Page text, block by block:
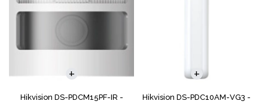
Hikvision DS-PDCM15PF-IR -
Hikvision DS-PDC10AM-VG3 -